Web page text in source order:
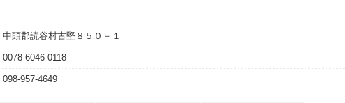
中頭郡読谷村古堅８５０－１
0078-6046-0118
098-957-4649